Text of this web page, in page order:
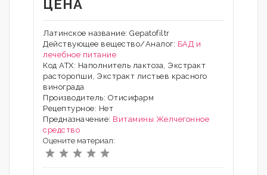
ЦЕНА
Латинское название: Gepatofiltr
Действующее вещество/Аналог: БАД и
лечебное питание
Код АТХ: Наполнитель лактоза, Экстракт
расторопши, Экстракт листьев красного
винограда
Производитель: Отисифарм
Рецептурное: Нет
Предназначение: Витамины Желчегонное
средство
Оцените материал: